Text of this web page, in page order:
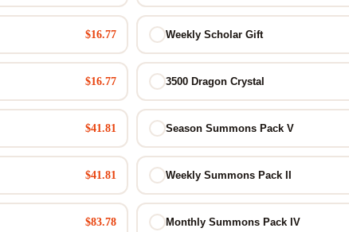
$16.77 Weekly Scholar Gift
$16.77 3500 Dragon Crystal
$41.81 Season Summons Pack V
$41.81 Weekly Summons Pack II
$83.78 Monthly Summons Pack IV